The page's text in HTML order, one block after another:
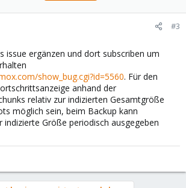
#3
issue ergänzen und dort subscriben um
show_bug.cgi?id=5560. Für den
anhand der
relativ zur indizierten Gesamtgröße
möglich sein, beim Backup kann
indizierte Größe periodisch ausgegeben